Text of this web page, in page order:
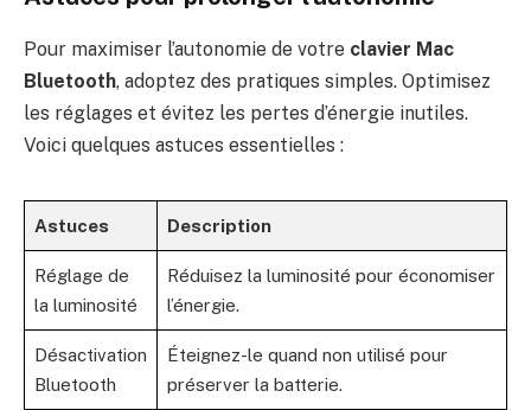
Pour maximiser l’autonomie de votre clavier Mac
Bluetooth, adoptez des pratiques simples. Optimisez
les réglages et évitez les pertes d’énergie inutiles.
Voici quelques astuces essentielles :
Astuces Description
Réglage de
la luminosité
Réduisez la luminosité pour économiser
l’énergie.
Désactivation
Bluetooth
Éteignez-le quand non utilisé pour
préserver la batterie.